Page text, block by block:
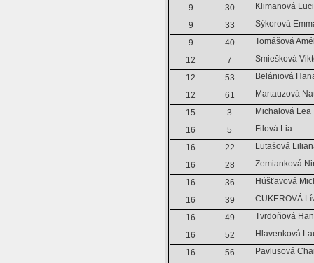
9
30
Klimanová
9
33
Sýkorová
9
40
Tomášová
12
7
Smiešková
12
53
Belániová
12
61
Martauzová
15
3
Michalová Lea
16
5
Filová Lia
16
22
Lutašová
16
28
Zemianková
16
36
Húšťavová
16
39
CUKEROVÁ
16
49
Tvrdoňová
16
52
Hlavenková
16
56
Pavlusová